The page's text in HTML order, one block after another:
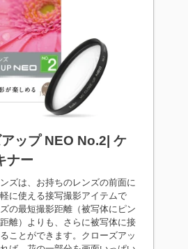
ップ NEO No.2| ケ
ナー
ズは、お持ちのレンズの前面に
に使える接写撮影アイテムで
の最短撮影距離（被写体にピン
離）よりも、さらに被写体に接
ことができます。クローズアッ